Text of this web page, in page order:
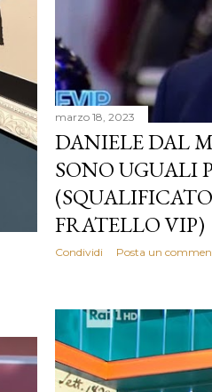
marzo 18, 2023
DANIELE DAL
SONO UGUALI
FRATELLO VIP)
Condividi Posta un